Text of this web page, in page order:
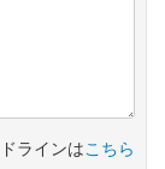
ラインはこちら